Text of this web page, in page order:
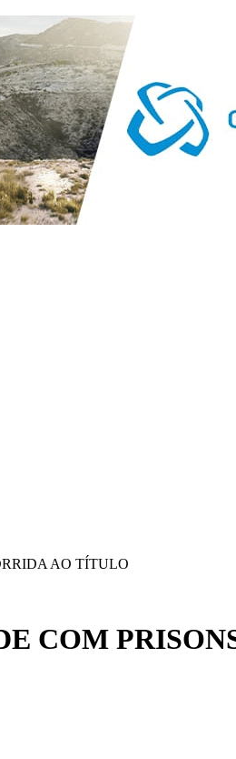
AO TÍTULO
COM